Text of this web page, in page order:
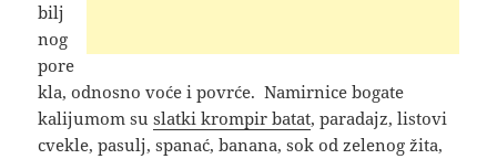
bilj
nog
pore
kla, odnosno voće i povrće. Namirnice bogate
kalijumom suslatki krompir batat, paradajz, listovi
cvekle, pasulj, spanać, banana, sok od zelenog žita,